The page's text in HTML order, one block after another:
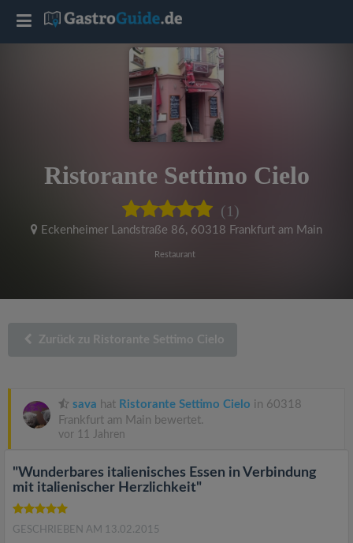
Ristorante Settimo Cielo
(1)
Eckenheimer Landstraße 86, 60318 Frankfurt am Main
Restaurant
Zurück zu Ristorante Settimo Cielo
sava hat Ristorante Settimo Cielo in 60318
Frankfurt am Main bewertet.
vor 11 Jahren
"Wunderbares italienisches Essen in Verbindung
mit italienischer Herzlichkeit"
GESCHRIEBEN AM 13.02.2015
T
e
a